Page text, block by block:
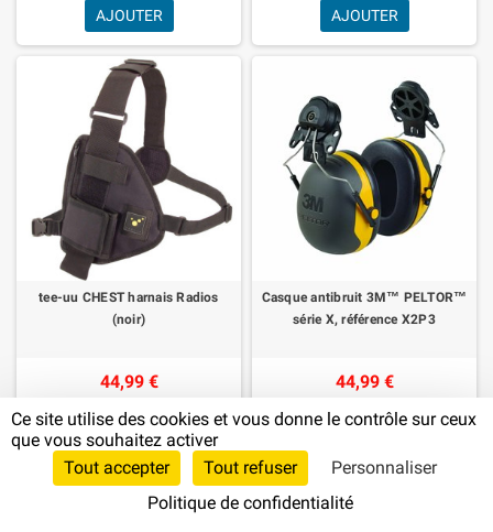
AJOUTER AJOUTER
tee-uu CHEST harnais Radios
(noir)
44,99 €
AJOUTER
Casque antibruit 3M™ PELTOR™
série X, référence X2P3
44,99 €
AJOUTER
Ce site utilise des cookies et vous donne le contrôle sur ceux
que vous souhaitez activer
Tout accepter
Tout refuser
Personnaliser
Politique de confidentialité